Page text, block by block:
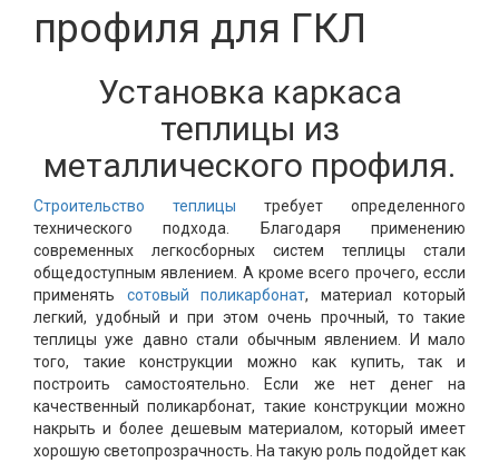
профиля для ГКЛ
Установка каркаса
теплицы из
металлического профиля.
Строительство теплицы требует определенного
технического подхода. Благодаря применению
современных легкосборных систем теплицы стали
общедоступным явлением. А кроме всего прочего, ессли
применять сотовый поликарбонат, материал который
легкий, удобный и при этом очень прочный, то такие
теплицы уже давно стали обычным явлением. И мало
того, такие конструкции можно как купить, так и
построить самостоятельно. Если же нет денег на
качественный поликарбонат, такие конструкции можно
накрыть и более дешевым материалом, который имеет
хорошую светопрозрачность. На такую роль подойдет как